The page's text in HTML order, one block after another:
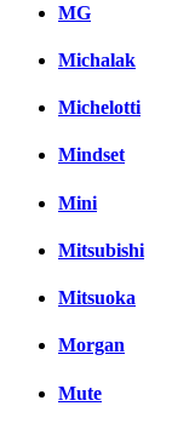
MG
Michalak
Michelotti
Mindset
Mini
Mitsubishi
Mitsuoka
Morgan
Mute